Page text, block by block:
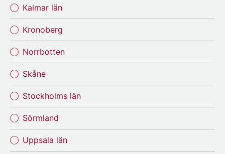
Kalmar län
Kronoberg
Norrbotten
Skåne
Stockholms län
Sörmland
Uppsala län